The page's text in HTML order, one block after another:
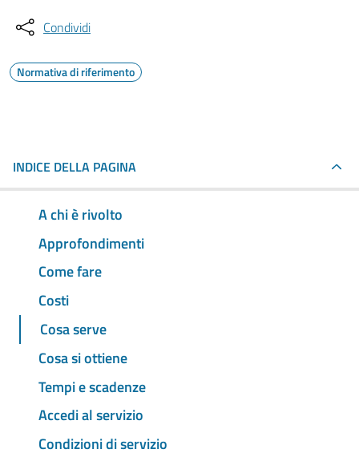
Condividi
Normativa di riferimento
INDICE DELLA PAGINA
A chi è rivolto
Approfondimenti
Come fare
Costi
Cosa serve
Cosa si ottiene
Tempi e scadenze
Accedi al servizio
Condizioni di servizio